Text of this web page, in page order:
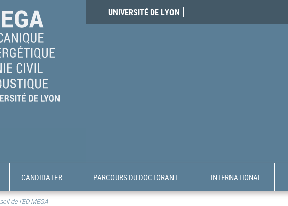
UNIVERSITÉ DE LYON
CANDIDATER PARCOURS DU DOCTORANT INTERNATIONAL
de l'ED MEGA